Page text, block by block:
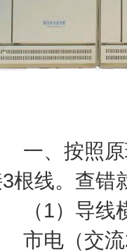
、按照原
根线。查错
1）导线
电（交流